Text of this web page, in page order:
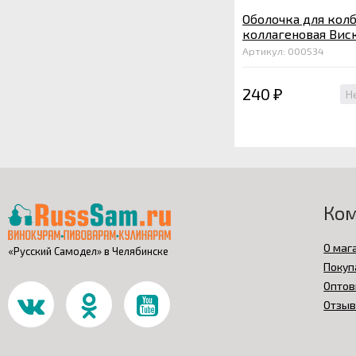
Оболочка для
коллагеновая
мм, бесцветная 2 м.
Артикул: 000534
240 ₽
«Русский Самодел» в Челябинске
О